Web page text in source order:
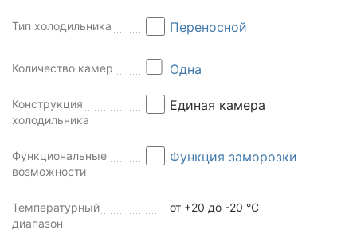
Тип холодильника Переносной
Количество камер Одна
Конструкция
холодильника
Единая камера
Функциональные
возможности
Функция заморозки
Температурный
диапазон
от +20 до -20 °C